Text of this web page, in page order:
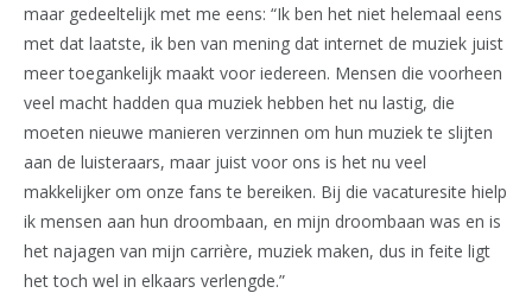
maar gedeeltelijk met me eens: “Ik ben het niet helemaal eens
met dat laatste, ik ben van mening dat internet de muziek juist
meer toegankelijk maakt voor iedereen. Mensen die voorheen
veel macht hadden qua muziek hebben het nu lastig, die
moeten nieuwe manieren verzinnen om hun muziek te slijten
aan de luisteraars, maar juist voor ons is het nu veel
makkelijker om onze fans te bereiken. Bij die vacaturesite hielp
ik mensen aan hun droombaan, en mijn droombaan was en is
het najagen van mijn carrière, muziek maken, dus in feite ligt
het toch wel in elkaars verlengde.”